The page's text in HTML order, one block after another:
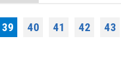
39 40 41 42 43